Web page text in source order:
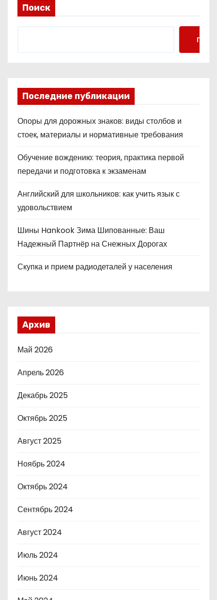
Поиск
Поиск
Последние публикации
Опоры для дорожных знаков: виды столбов и
стоек, материалы и нормативные требования
Обучение вождению: теория, практика первой
передачи и подготовка к экзаменам
Английский для школьников: как учить язык с
удовольствием
Шины Hankook Зима Шипованные: Ваш
Надежный Партнёр на Снежных Дорогах
Скупка и прием радиодеталей у населения
Архив
Май 2026
Апрель 2026
Декабрь 2025
Октябрь 2025
Август 2025
Ноябрь 2024
Октябрь 2024
Сентябрь 2024
Август 2024
Июль 2024
Июнь 2024